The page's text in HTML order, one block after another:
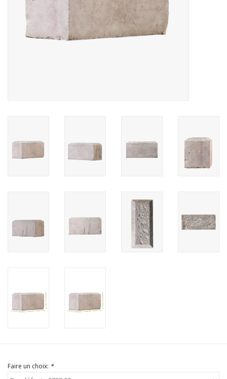
Outlet
Faire un choix: *